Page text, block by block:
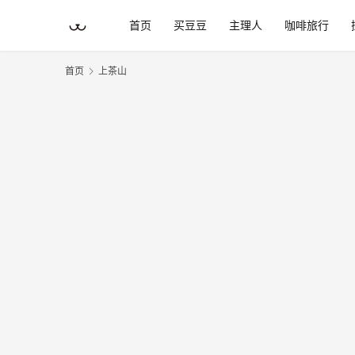
首页 买豆豆 主理人 咖啡旅行
首页 上茶山